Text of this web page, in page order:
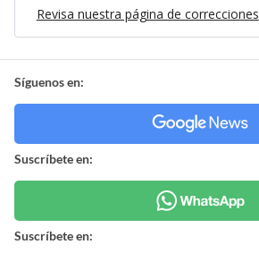
Revisa nuestra página de correcciones
Síguenos en:
Suscríbete en:
Suscríbete en: